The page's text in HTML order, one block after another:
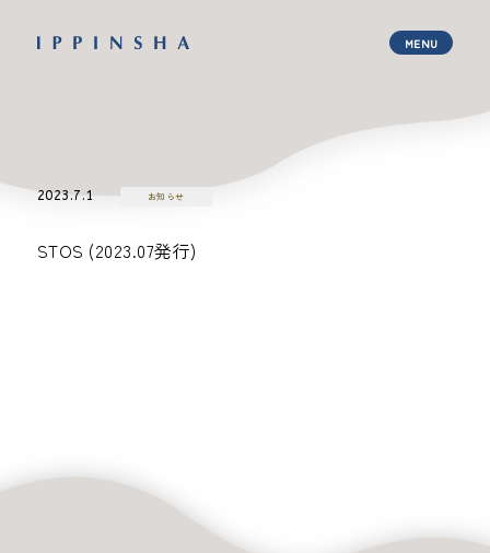
2023.7.1 お知らせ
STOS (2023.07発行)